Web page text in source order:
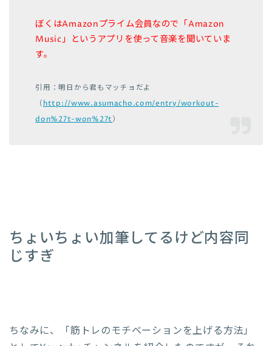
ぼくはAmazonプライム会員なので「Amazon
Music」というアプリを使って音楽を聞いていま
す。
引用：明日から君もマッチョだよ
（http://www.asumacho.com/entry/workout-
don%27t-won%27t）
ちょいちょい加筆してるけど内容同
じすぎ
ちなみに、「筋トレのモチベーションを上げる方法」